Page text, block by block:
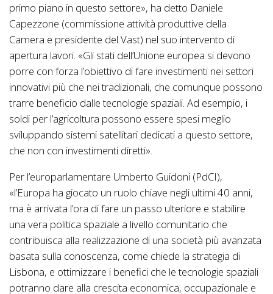
primo piano in questo settore», ha detto Daniele
Capezzone (commissione attività produttive della
Camera e presidente del Vast) nel suo intervento di
apertura lavori. «Gli stati dell’Unione europea si devono
porre con forza l’obiettivo di fare investimenti nei settori
innovativi più che nei tradizionali, che comunque possono
trarre beneficio dalle tecnologie spaziali. Ad esempio, i
soldi per l’agricoltura possono essere spesi meglio
sviluppando sistemi satellitari dedicati a questo settore,
che non con investimenti diretti».
Per l’europarlamentare Umberto Guidoni (PdCI),
«l’Europa ha giocato un ruolo chiave negli ultimi 40 anni,
ma è arrivata l’ora di fare un passo ulteriore e stabilire
una vera politica spaziale a livello comunitario che
contribuisca alla realizzazione di una società più avanzata
basata sulla conoscenza, come chiede la strategia di
Lisbona, e ottimizzare i benefici che le tecnologie spaziali
potranno dare alla crescita economica, occupazionale e